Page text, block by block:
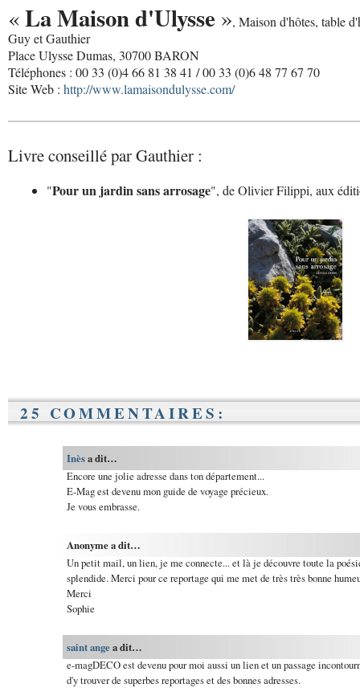
«La Maison d'Ulysse », Maison d'hôtes, table
Guy et Gauthier
Place Ulysse Dumas, 30700 BARON
Téléphones : 00 33 (0)4 66 81 38 41 / 00 33 (0)6 48 77 67 70
Site Web : http://www.lamaisondulysse.com/
Livre conseillé par Gauthier :
"Pour un jardin sans arrosage", de Olivier Filippi, aux
25 COMMENTAIRES:
Inèsa dit…
Encore une jolie adresse dans ton département...
E-Mag est devenu mon guide de voyage précieux.
Je vous embrasse.
Anonyme a dit…
Un petit mail, un lien, je me connecte... et là je découvre toute la
splendide. Merci pour ce reportage qui me met de très très bonne
Merci
Sophie
saint angea dit…
e-magDECO est devenu pour moi aussi un lien et un passage
d'y trouver de superbes reportages et des bonnes adresses.